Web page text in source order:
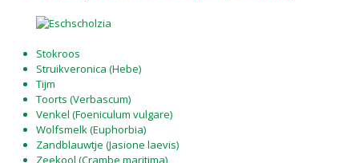
Stokroos
Struikveronica (Hebe)
Tijm
Toorts (Verbascum)
Venkel (Foeniculum vulgare)
Wolfsmelk (Euphorbia)
Zandblauwtje (Jasione laevis)
Zeekool (Crambe maritima)